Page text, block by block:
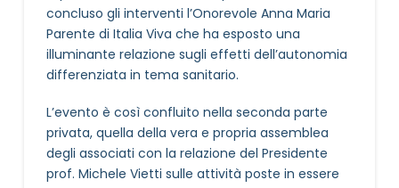
concluso gli interventi l’Onorevole Anna Maria
Parente di Italia Viva che ha esposto una
illuminante relazione sugli effetti dell’autonomia
differenziata in tema sanitario.
L’evento è così confluito nella seconda parte
privata, quella della vera e propria assemblea
degli associati con la relazione del Presidente
prof. Michele Vietti sulle attività poste in essere